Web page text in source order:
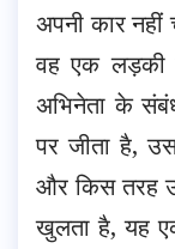
अपनी कार
वह एक लड़की
अभिनेता के
पर जीता है,
और किस तरह
खुलता है, यह